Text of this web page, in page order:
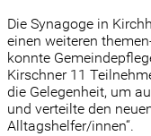
Die Synagoge in
einen weiteren
konnte
Kirschner 11
die Gelegenheit, um
und verteilte den
Alltagshelfer/innen“.